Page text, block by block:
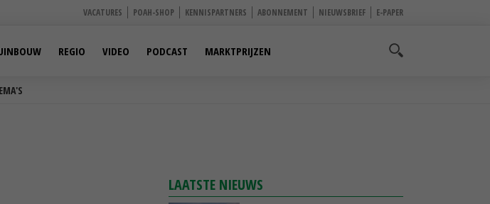
VACATURES POAH-SHOP KENNISPARTNERS ABONNEMENT NIEUWSBRIEF E-PAPER
REGIO VIDEO PODCAST MARKTPRIJZEN
LAATSTE NIEUWS